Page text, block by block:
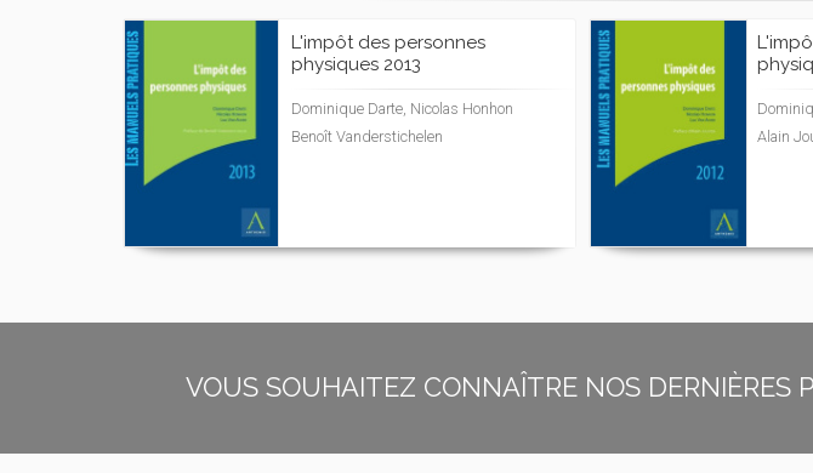
L'impôt des personnes
physiques 2013
Dominique Darte, Nicolas Honhon
Benoît Vanderstichelen
Alain
VOUS SOUHAITEZ CONNAÎTRE NOS DERNIÈRES